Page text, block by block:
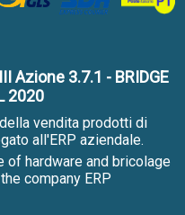
Azione 3.7.1 - BRIDGE
2020
vendita prodotti di
all'ERP aziendale.
of hardware and bricolage
company ERP